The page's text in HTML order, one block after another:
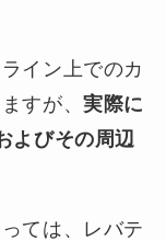
イン上でのカ
すが、実際に
よびその周辺
ては、レバテ